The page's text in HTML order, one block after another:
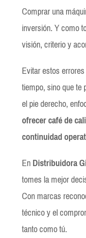
Comprar una
inversión. Y como
visión, criterio y
Evitar estos
tiempo, sino que
el pie derecho,
ofrecer café de
continuidad
EnDistribuidora
tomes la mejor
Con marcas
técnico y el
tanto como tú.